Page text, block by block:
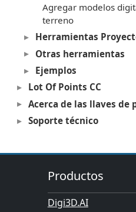
Agregar modelos
terreno
Herramientas
Otras herramientas
Ejemplos
Lot Of Points CC
Acerca de las llaves de
Soporte técnico
Productos
Digi3D.AI